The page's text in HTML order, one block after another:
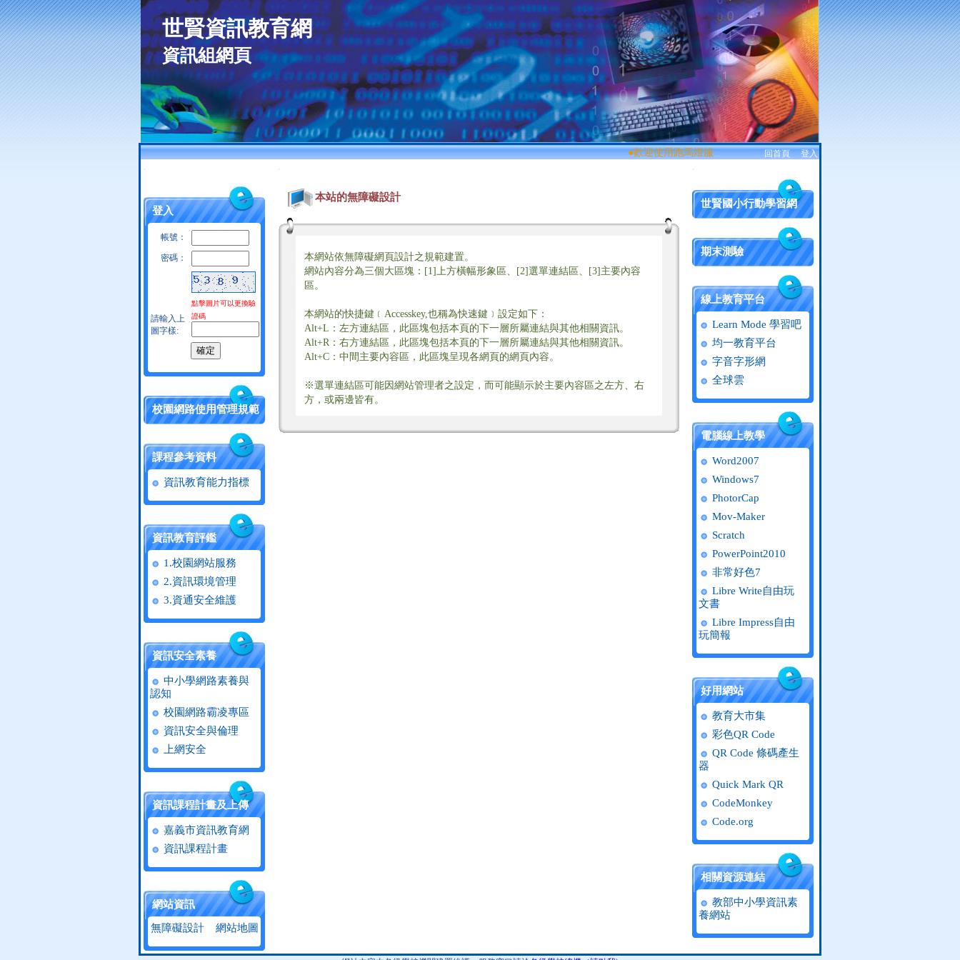
世賢資訊教育網
資訊組網頁
●歡迎使用跑馬燈服務! 回首頁、登入
:::
登入
帳號：
密碼：
請輸入上
圖字樣:
點擊圖片可以更換驗
證碼
校園網路使用管理規範
課程參考資料
資訊教育能力指標
資訊教育評鑑
1.校園網站服務
2.資訊環境管理
3.資通安全維護
資訊安全素養
中小學網路素養與
認知
校園網路霸凌專區
資訊安全與倫理
上網安全
資訊課程計畫及上傳
嘉義市資訊教育網
資訊課程計畫
網站資訊
無障礙設計 網站地圖
:::
本站的無障礙設計
本網站依無障礙網頁設計之規範建置。
網站內容分為三個大區塊：[1]上方橫幅形象區、[2]選單連結區、[3]主要內容
區。
本網站的快捷鍵﹝Accesskey,也稱為快速鍵﹞設定如下：
Alt+L：左方連結區，此區塊包括本頁的下一層所屬連結與其他相關資訊。
Alt+R：右方連結區，此區塊包括本頁的下一層所屬連結與其他相關資訊。
Alt+C：中間主要內容區，此區塊呈現各網頁的網頁內容。
※選單連結區可能因網站管理者之設定，而可能顯示於主要內容區之左方、右
方，或兩邊皆有。
:::
世賢國小行動學習網
期末測驗
線上教育平台
Learn Mode 學習吧
均一教育平台
字音字形網
全球雲
電腦線上教學
Word2007
Windows7
PhotorCap
Mov-Maker
Scratch
PowerPoint2010
非常好色7
Libre Write自由玩
文書
Libre Impress自由
玩簡報
好用網站
教育大市集
彩色QR Code
QR Code 條碼產生
器
Quick Mark QR
CodeMonkey
Code.org
相關資源連結
教部中小學資訊素
養網站